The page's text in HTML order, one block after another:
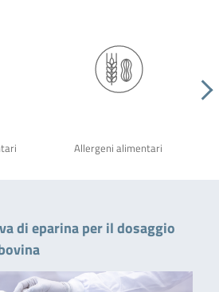
Allergeni alimentari
di eparina per il dosaggio